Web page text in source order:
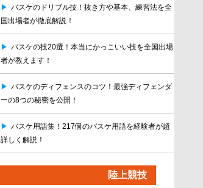
▶ バスケのドリブル技！抜き方や基本、練習法を全
国出場者が徹底解説！
▶ バスケの技20選！本当にかっこいい技を全国出場
者が教えます！
▶ バスケのディフェンスのコツ！最強ディフェンダ
ーの8つの秘密を公開！
▶ バスケ用語集！217個のバスケ用語を経験者が超
詳しく解説！
陸上競技